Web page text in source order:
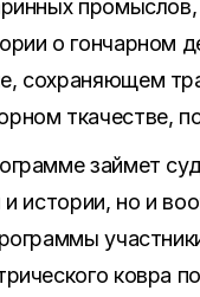
о гончарном
сохраняющем
ткачестве,
займет
и истории, но и
ковра